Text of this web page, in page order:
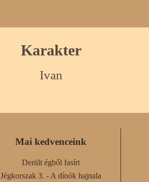
Karakter
Ivan
Mai kedvenceink
Derült égből fasírt
Jégkorszak 3. - A dínók hajnala